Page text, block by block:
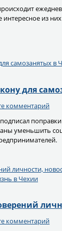
из
для
комментарий
уменьшить
комментарий